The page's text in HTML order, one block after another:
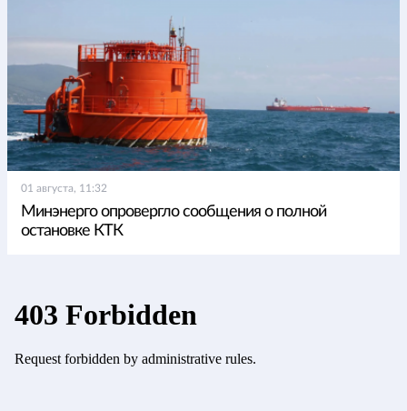
01 августа, 11:32
Минэнерго опровергло сообщения о полной
остановке КТК